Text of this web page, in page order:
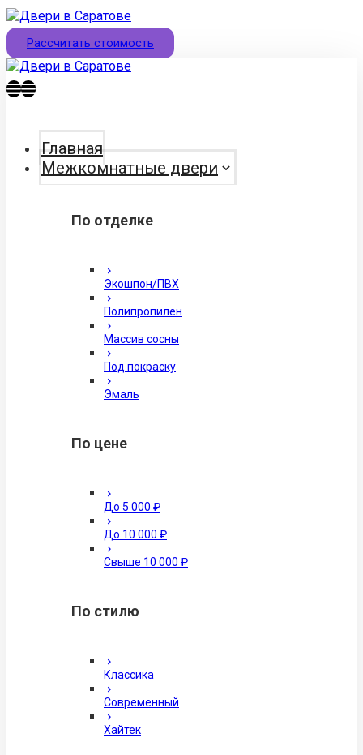
Рассчитать стоимость
Главная
Межкомнатные двери
По отделке
Экошпон/ПВХ
Полипропилен
Массив сосны
Под покраску
Эмаль
По цене
До 5 000 ₽
До 10 000 ₽
Свыше 10 000 ₽
По стилю
Классика
Современный
Хайтек